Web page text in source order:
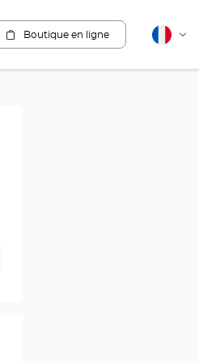
Boutique en ligne Français